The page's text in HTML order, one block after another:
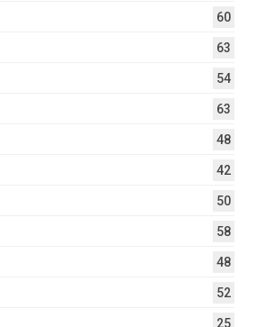
60
63
54
63
48
42
50
58
48
52
25